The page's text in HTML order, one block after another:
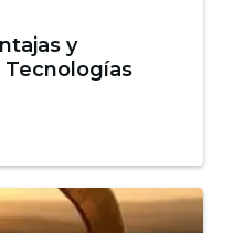
y
Tecnologías